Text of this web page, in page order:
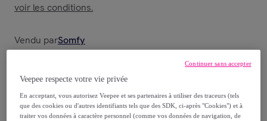
voir les conditions.
Vendu parSomfy
Livraison
Veepee respecte votre vie privée
En acceptant, vous autorisez Veepee et ses partenaires à utiliser des traceurs (tels
que des cookies ou d'autres identifiants tels que des SDK, ci-après "Cookies") et à
traiter vos données à caractère personnel (comme vos données de navigation, de
Continuer sans accepter